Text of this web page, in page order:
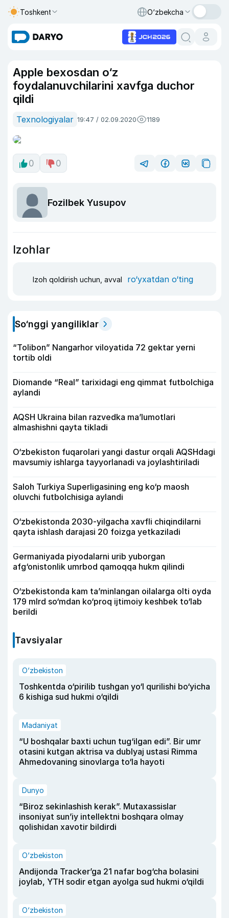
Toshkent O‘zbekcha
Apple bexosdan o‘z
foydalanuvchilarini xavfga duchor
qildi
Texnologiyalar 19:47 / 02.09.2020 1189
0 0
Fozilbek Yusupov
Izohlar
Izoh qoldirish uchun, avval ro‘yxatdan o‘ting
So‘nggi yangiliklar
“Tolibon” Nangarhor viloyatida 72 gektar yerni
tortib oldi
Diomande “Real” tarixidagi eng qimmat futbolchiga
aylandi
AQSH Ukraina bilan razvedka ma’lumotlari
almashishni qayta tikladi
O‘zbekiston fuqarolari yangi dastur orqali AQSHdagi
mavsumiy ishlarga tayyorlanadi va joylashtiriladi
Saloh Turkiya Superligasining eng ko‘p maosh
oluvchi futbolchisiga aylandi
O‘zbekistonda 2030-yilgacha xavfli chiqindilarni
qayta ishlash darajasi 20 foizga yetkaziladi
Germaniyada piyodalarni urib yuborgan
afg‘onistonlik umrbod qamoqqa hukm qilindi
O‘zbekistonda kam ta’minlangan oilalarga olti oyda
179 mlrd so‘mdan ko‘proq ijtimoiy keshbek to‘lab
berildi
Tavsiyalar
O‘zbekiston
Toshkentda o‘pirilib tushgan yo‘l qurilishi bo‘yicha
6 kishiga sud hukmi o‘qildi
Madaniyat
“U boshqalar baxti uchun tug‘ilgan edi”. Bir umr
otasini kutgan aktrisa va dublyaj ustasi Rimma
Ahmedovaning sinovlarga to‘la hayoti
Dunyo
“Biroz sekinlashish kerak”. Mutaxassislar
insoniyat sun’iy intellektni boshqara olmay
qolishidan xavotir bildirdi
O‘zbekiston
Andijonda Tracker’ga 21 nafar bog‘cha bolasini
joylab, YTH sodir etgan ayolga sud hukmi o‘qildi
O‘zbekiston